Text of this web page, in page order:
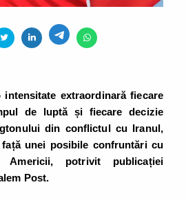
extraordinară fiecare
de luptă și fiecare decizie
din conflictul cu Iranul,
unei posibile confruntări cu
potrivit publicației
Post.